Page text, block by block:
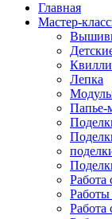
Главная
Мастер-
Лепка
Папье-
Работа
Работы
Работа